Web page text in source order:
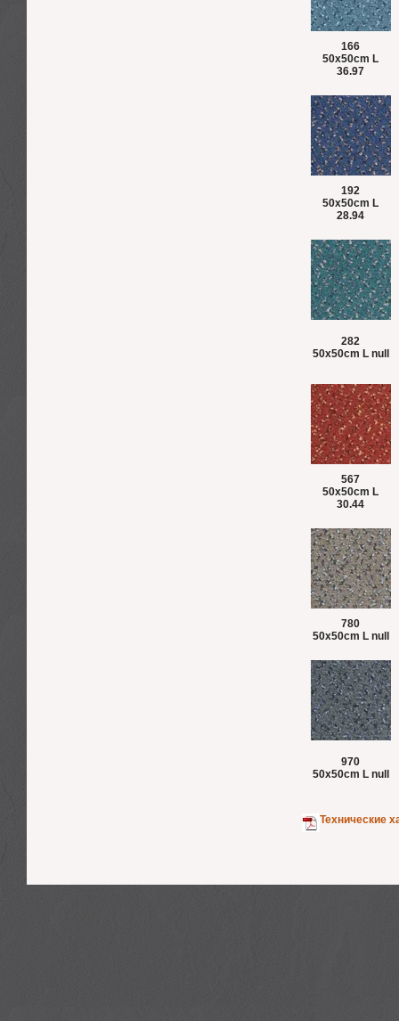
166
50x50cm L
36.97
192
50x50cm L
28.94
282
50x50cm L null
567
50x50cm L
30.44
780
50x50cm L null
970
50x50cm L null
Технические